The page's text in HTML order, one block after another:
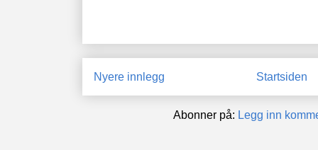
Nyere innlegg Startsiden
Abonner på: Legg inn